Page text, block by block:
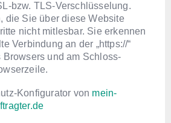
bzw. TLS-Verschlüsselung.
die Sie über diese Website
nicht mitlesbar. Sie erkennen
Verbindung an der „https://“
und am Schloss-
Konfigurator von mein-